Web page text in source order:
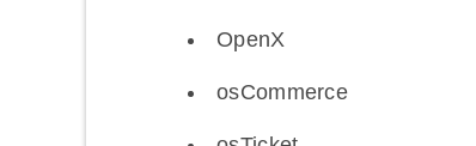
OpenX
osCommerce